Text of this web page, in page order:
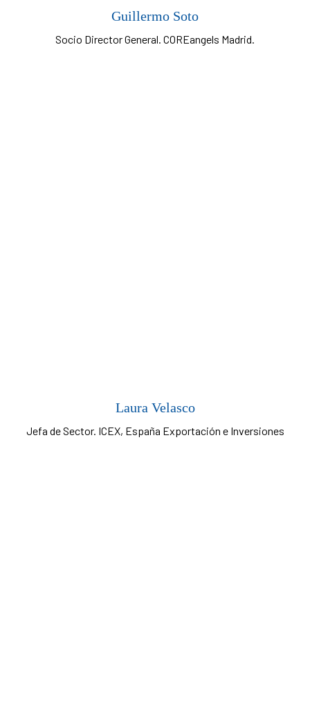
Guillermo Soto
Socio Director General. COREangels Madrid.
Laura Velasco
Jefa de Sector. ICEX, España Exportación e Inversiones